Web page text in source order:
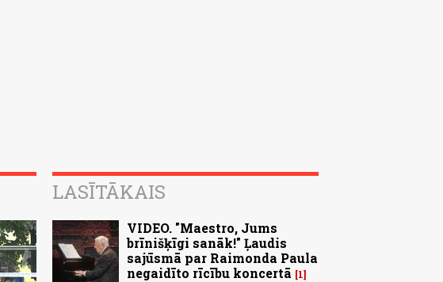
LASĪTĀKAIS
VIDEO. "Maestro, Jums
brīnišķīgi sanāk!" Ļaudis
sajūsmā par Raimonda Paula
negaidīto rīcību koncertā
1